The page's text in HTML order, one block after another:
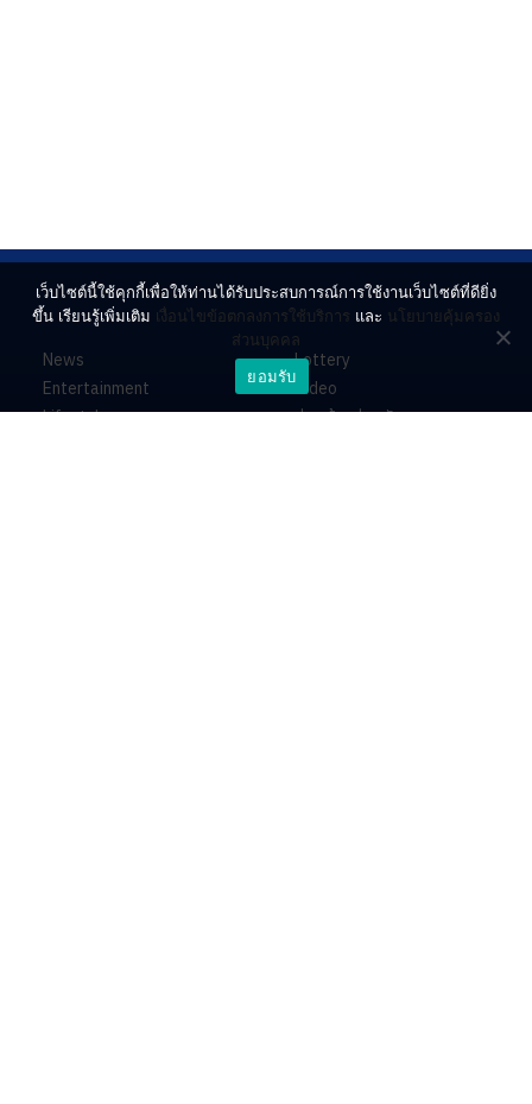
News
Entertainment
Lifestyle
Lottery
Video
ร่วมด้วยช่วยกัน
เว็บไซต์นี้ใช้คุกกี้เพื่อให้ท่านได้รับประสบการณ์การใช้งานเว็บไซต์ที่ดียิ่ง
ขึ้น เรียนรู้เพิ่มเติม เงื่อนไขข้อตกลงการใช้บริการ และ นโยบายคุ้มครอง
ส่วนบุคคล
ยอมรับ